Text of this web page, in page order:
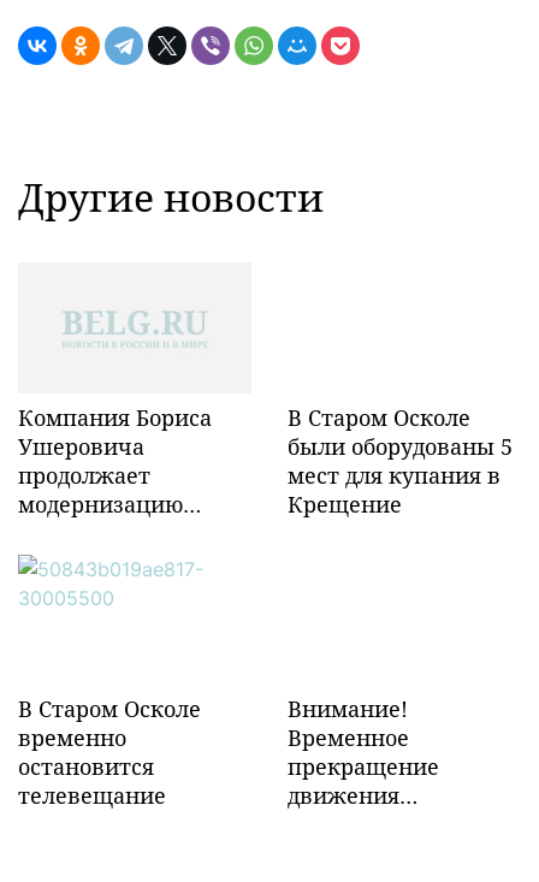
Другие новости
Компания Бориса
Ушеровича
продолжает
модернизацию
инфраструктуры в
Забайкалье
В Старом Осколе
были оборудованы 5
мест для купания в
Крещение
В Старом Осколе
временно
остановится
телевещание
Внимание!
Временное
прекращение
движения